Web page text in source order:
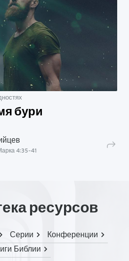
бури
4:35-41
ресурсов
Серии
Конференции
Библии